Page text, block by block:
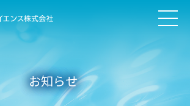
お知らせ